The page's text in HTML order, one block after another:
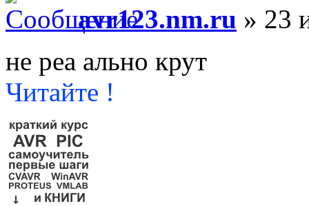
avr123.nm.ru » 23
не реа ально крут
Читайте !